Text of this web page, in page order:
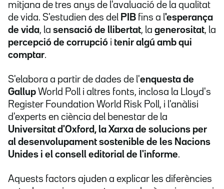
mitjana de tres anys de l'avaluació de la qualitat
de vida. S'estudien des del PIB fins a l'esperança
de vida, la sensació de llibertat, la generositat, la
percepció de corrupció i tenir algú amb qui
comptar.
S'elabora a partir de dades de l'enquesta de
Gallup World Poll i altres fonts, inclosa la Lloyd's
Register Foundation World Risk Poll, i l'anàlisi
d'experts en ciència del benestar de la
Universitat d'Oxford, la Xarxa de solucions per
al desenvolupament sostenible de les Nacions
Unides i el consell editorial de l'informe.
Aquests factors ajuden a explicar les diferències